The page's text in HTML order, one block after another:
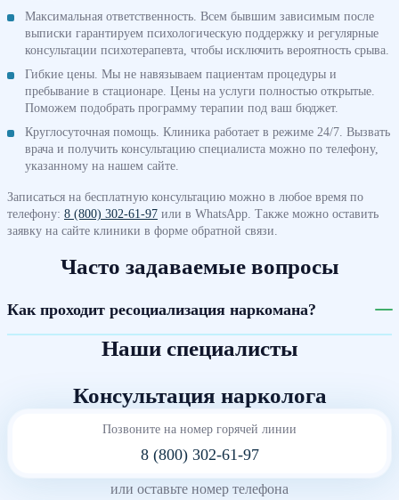
Максимальная ответственность. Всем бывшим зависимым после
выписки гарантируем психологическую поддержку и регулярные
консультации психотерапевта, чтобы исключить вероятность срыва.
Гибкие цены. Мы не навязываем пациентам процедуры и
пребывание в стационаре. Цены на услуги полностью открытые.
Поможем подобрать программу терапии под ваш бюджет.
Круглосуточная помощь. Клиника работает в режиме 24/7. Вызвать
врача и получить консультацию специалиста можно по телефону,
указанному на нашем сайте.
Записаться на бесплатную консультацию можно в любое время по
телефону: 8 (800) 302-61-97 или в WhatsApp. Также можно оставить
заявку на сайте клиники в форме обратной связи.
Часто задаваемые вопросы
Как проходит ресоциализация наркомана?
Наши специалисты
Консультация нарколога
Позвоните на номер горячей линии
8 (800) 302-61-97
или оставьте номер телефона